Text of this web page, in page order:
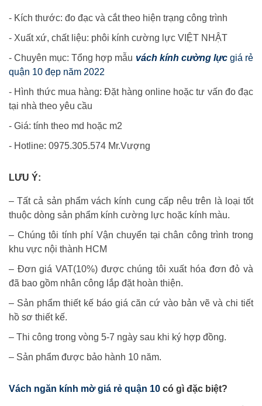
- Kích thước: đo đạc và cắt theo hiện trạng công trình
- Xuất xứ, chất liệu: phôi kính cường lực VIỆT NHẬT
- Chuyên mục: Tổng hợp mẫu vách kính cường lực giá rẻ
quận 10 đẹp năm 2022
- Hình thức mua hàng: Đặt hàng online hoặc tư vấn đo đạc
tại nhà theo yêu cầu
- Giá: tính theo md hoặc m2
- Hotline: 0975.305.574 Mr.Vượng
LƯU Ý:
– Tất cả sản phẩm vách kính cung cấp nêu trên là loại tốt
thuộc dòng sản phẩm kính cường lực hoặc kính màu.
– Chúng tôi tính phí Vận chuyển tại chân công trình trong
khu vực nội thành HCM
– Đơn giá VAT(10%) được chúng tôi xuất hóa đơn đỏ và
đã bao gồm nhân công lắp đặt hoàn thiện.
– Sản phẩm thiết kế báo giá căn cứ vào bản vẽ và chi tiết
hồ sơ thiết kế.
– Thi công trong vòng 5-7 ngày sau khi ký hợp đồng.
– Sản phẩm được bảo hành 10 năm.
Vách ngăn kính mờ giá rẻ quận 10 có gì đặc biệt?